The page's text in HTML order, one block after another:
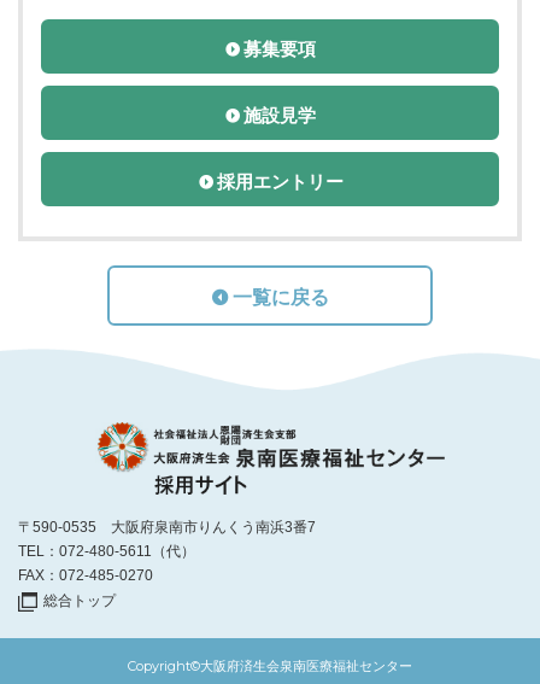
募集要項
施設見学
採用エントリー
一覧に戻る
〒590-0535 大阪府泉南市りんくう南浜3番7
TEL：072-480-5611
（代）
FAX：072-485-0270
総合トップ
Copyright©大阪府済生会泉南医療福祉センター